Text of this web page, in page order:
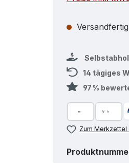
14 tägiges
97 %
Zum Merkzettel